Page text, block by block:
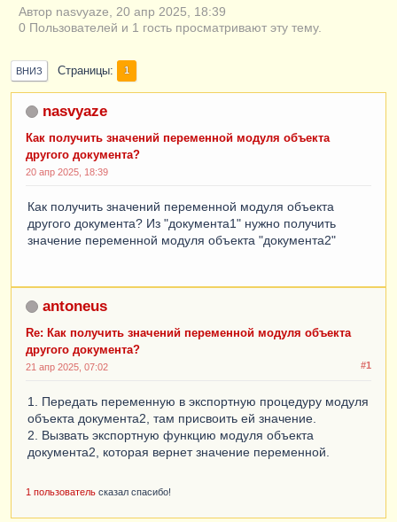
Автор nasvyaze, 20 апр 2025, 18:39
0 Пользователей и 1 гость просматривают эту тему.
ВНИЗ Страницы 1
nasvyaze
Как получить значений переменной модуля объекта
другого документа?
20 апр 2025, 18:39
Как получить значений переменной модуля объекта
другого документа? Из "документа1" нужно получить
значение переменной модуля объекта "документа2"
antoneus
Re: Как получить значений переменной модуля объекта
другого документа?
#1
21 апр 2025, 07:02
1. Передать переменную в экспортную процедуру модуля
объекта документа2, там присвоить ей значение.
2. Вызвать экспортную функцию модуля объекта
документа2, которая вернет значение переменной.
1 пользователь сказал спасибо!